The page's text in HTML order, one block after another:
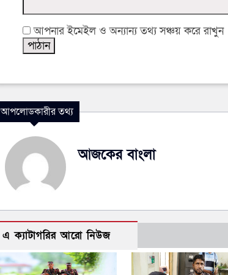
আপনার ইমেইল ও অন্যান্য তথ্য সঞ্চয় করে রাখুন
আপলোডকারীর তথ্য
আজকের বাংলা
এ ক্যাটাগরির আরো নিউজ